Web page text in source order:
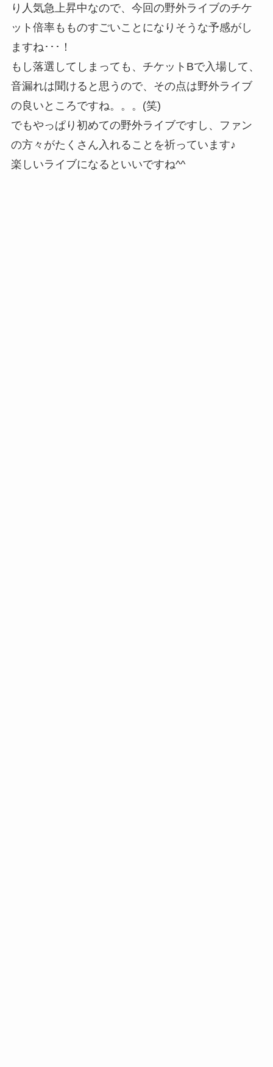
り人気急上昇中なので、今回の野外ライブのチケ
ット倍率もものすごいことになりそうな予感がし
ますね･･･！
もし落選してしまっても、チケットBで入場して、
音漏れは聞けると思うので、その点は野外ライブ
の良いところですね。。。(笑)
でもやっぱり初めての野外ライブですし、ファン
の方々がたくさん入れることを祈っています♪
楽しいライブになるといいですね^^